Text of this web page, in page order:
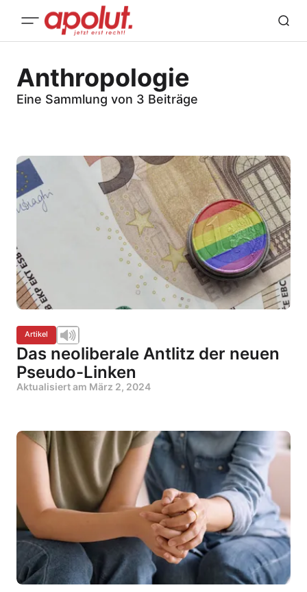
Anthropologie
Eine Sammlung von 3 Beiträge
Artikel
Das neoliberale Antlitz der neuen
Pseudo-Linken
Aktualisiert am März 2, 2024